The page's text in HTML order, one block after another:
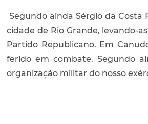
Segundo ainda Sérgio da Costa
cidade de Rio Grande, levando-
Partido Republicano. Em
ferido em combate. Segundo
organização militar do nosso